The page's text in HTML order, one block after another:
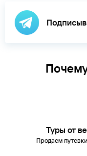
Туры от
Продаем